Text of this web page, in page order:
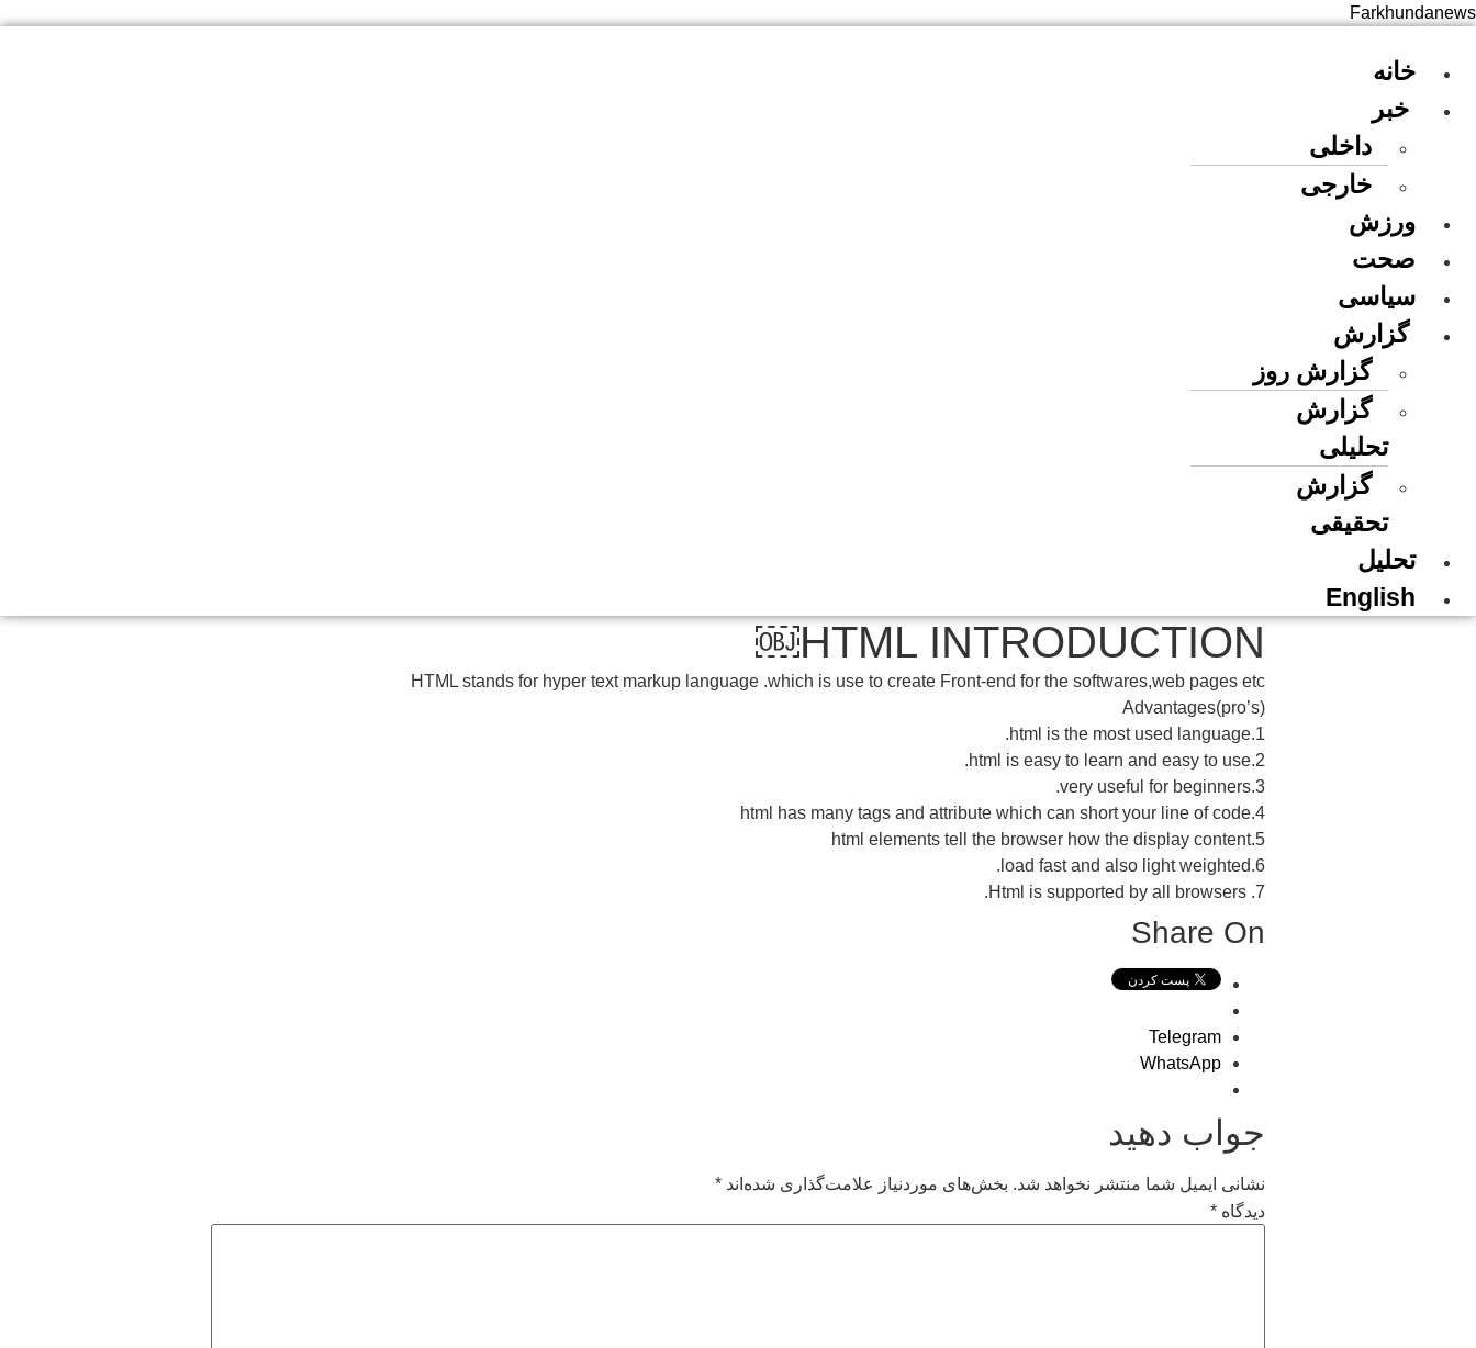
Farkhundanews
خانه
خبر
داخلی
خارجی
ورزش
صحت
سیاسی
گزارش
گزارش روز
گزارش
تحلیلی
گزارش
تحقیقی
تحلیل
English
HTML INTRODUCTION￼
HTML stands for hyper text markup language .which is use to create Front-end for the softwares,web pages etc
Advantages(pro’s)
1.html is the most used language.
2.html is easy to learn and easy to use.
3.very useful for beginners.
4.html has many tags and attribute which can short your line of code
5.html elements tell the browser how the display content
6.load fast and also light weighted.
7. Html is supported by all browsers.
Share On
Telegram
WhatsApp
جواب دهید
نشانی ایمیل شما منتشر نخواهد شد. بخش‌های موردنیاز علامت‌گذاری شده‌اند *
دیدگاه *